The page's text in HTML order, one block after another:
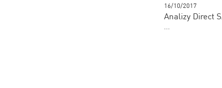
16/10/2017
Analizy Direct
...